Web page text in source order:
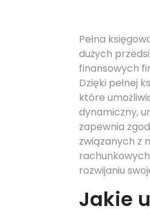
Pełna
dużych
finansowych
Dzięki pełnej
które
dynamiczny,
zapewnia
związanych z
rozwijaniu
Jakie